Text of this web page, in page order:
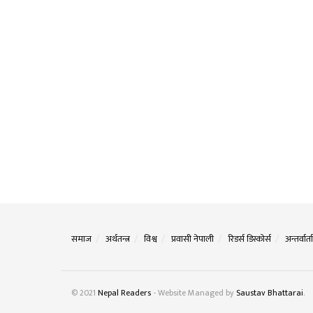
समाज अर्थतन्त्र विश्व प्रवासी नेपाली रिडर्स डिस्कोर्स अन्तर्वार्ता
© 2021 Nepal Readers - Website Managed by Saustav Bhattarai.